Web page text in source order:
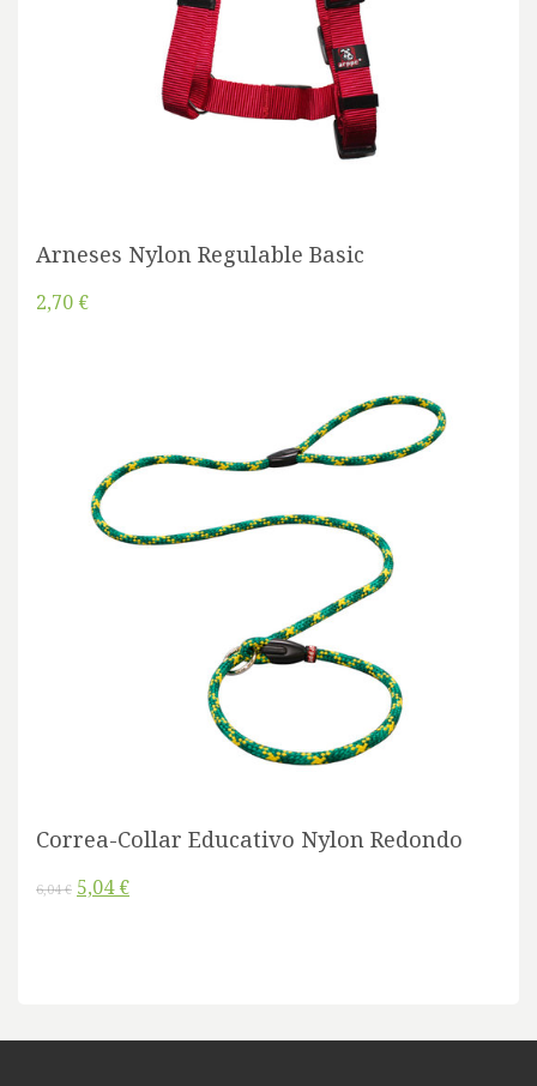
Arneses Nylon Regulable Basic
2,70 €
Correa-Collar Educativo Nylon Redondo
6,04 € 5,04 €